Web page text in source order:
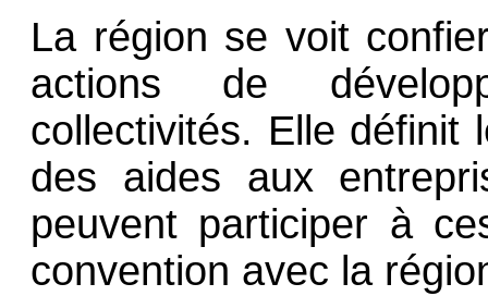
La région se voit
actions de
collectivités. Elle définit
des aides aux
peuvent participer à
convention avec la